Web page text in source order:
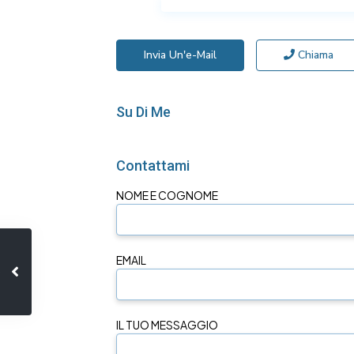
Invia Un'e-Mail Chiama
Su Di Me
Contattami
NOME E COGNOME
EMAIL
IL TUO MESSAGGIO